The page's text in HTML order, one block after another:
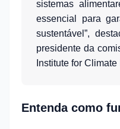
sistemas
essencial para
sustentável”,
presidente da
Institute for
Entenda como